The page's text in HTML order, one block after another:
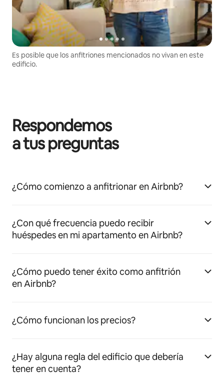
Es posible que los anfitriones mencionados no vivan en este
edificio.
Respondemos
a tus preguntas
¿Cómo comienzo a anfitrionar en Airbnb?
¿Con qué frecuencia puedo recibir
huéspedes en mi apartamento en Airbnb?
¿Cómo puedo tener éxito como anfitrión
en Airbnb?
¿Cómo funcionan los precios?
¿Hay alguna regla del edificio que debería
tener en cuenta?